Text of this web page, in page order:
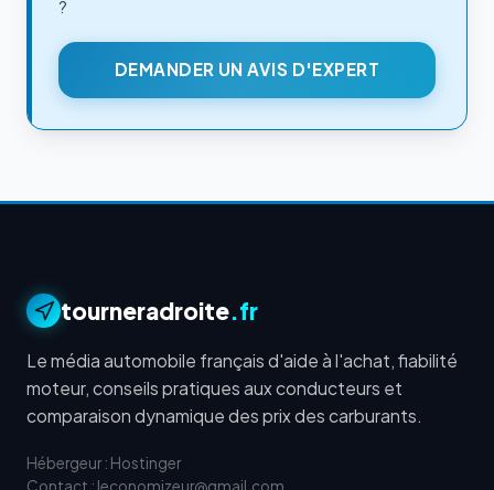
?
DEMANDER UN AVIS D'EXPERT
tourneradroite.fr
Le média automobile français d'aide à l'achat, fiabilité
moteur, conseils pratiques aux conducteurs et
comparaison dynamique des prix des carburants.
Hébergeur : Hostinger
Contact : leconomizeur@gmail.com